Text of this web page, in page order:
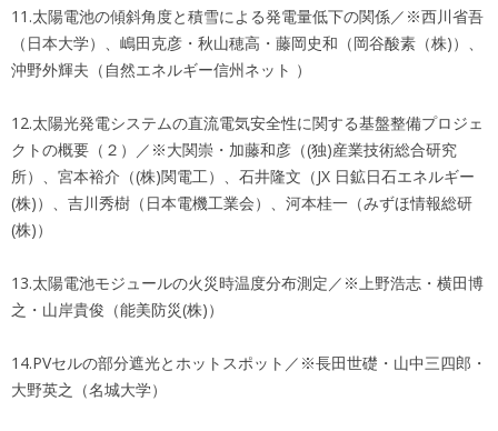
11.太陽電池の傾斜角度と積雪による発電量低下の関係／※西川省吾
（日本大学）、嶋田克彦・秋山穂高・藤岡史和（岡谷酸素（株)）、
沖野外輝夫（自然エネルギー信州ネット ）
12.太陽光発電システムの直流電気安全性に関する基盤整備プロジェ
クトの概要（２）／※大関崇・加藤和彦（(独)産業技術総合研究
所）、宮本裕介（(株)関電工）、石井隆文（JX 日鉱日石エネルギー
(株)）、吉川秀樹（日本電機工業会）、河本桂一（みずほ情報総研
(株)）
13.太陽電池モジュールの火災時温度分布測定／※上野浩志・横田博
之・山岸貴俊（能美防災(株)）
14.PVセルの部分遮光とホットスポット／※長田世礎・山中三四郎・
大野英之（名城大学）